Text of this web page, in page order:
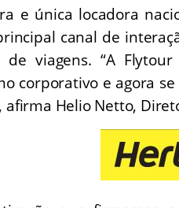
e única locadora
canal de
viagens. “A
corporativo e agora
afirma Helio Netto,